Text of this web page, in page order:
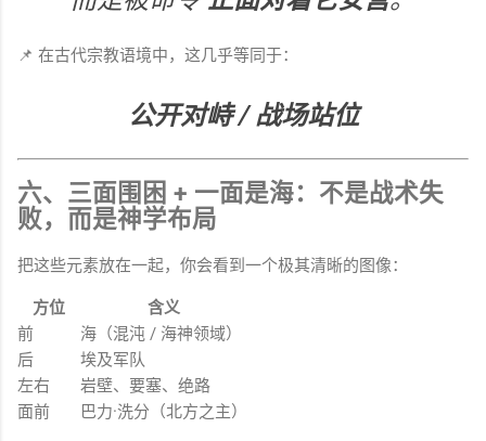
📌 在古代宗教语境中，这几乎等同于：
公开对峙 / 战场站位
六、三面围困 + 一面是海：不是战术失
败，而是神学布局
把这些元素放在一起，你会看到一个极其清晰的图像：
方位
含义
前
海（混沌 / 海神领域）
后
埃及军队
左右 岩壁、要塞、绝路
面前
巴力·洗分（北方之主）